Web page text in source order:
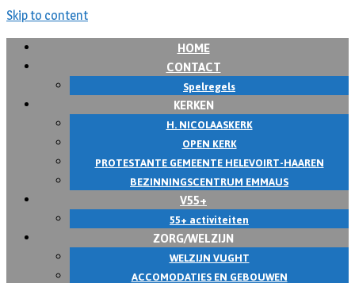
Skip to content
HOME
CONTACT
Spelregels
KERKEN
H. NICOLAASKERK
OPEN KERK
PROTESTANTE GEMEENTE HELEVOIRT-HAAREN
BEZINNINGSCENTRUM EMMAUS
V55+
55+ activiteiten
ZORG/WELZIJN
WELZIJN VUGHT
ACCOMODATIES EN GEBOUWEN